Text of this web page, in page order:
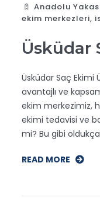
Anadolu
ekim merkezleri,
Üsküdar
Üsküdar Saç
avantajlı ve
ekim merkezimiz,
ekimi tedavisi ve
mi? Bu gibi
READ MORE